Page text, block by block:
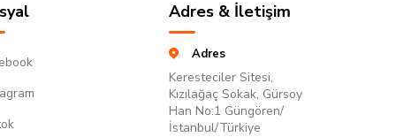
Adres & İletişim
Adres
Keresteciler Sitesi,
Kızılağaç Sokak, Gürsoy
Han No:1 Güngören/
İstanbul/Türkiye